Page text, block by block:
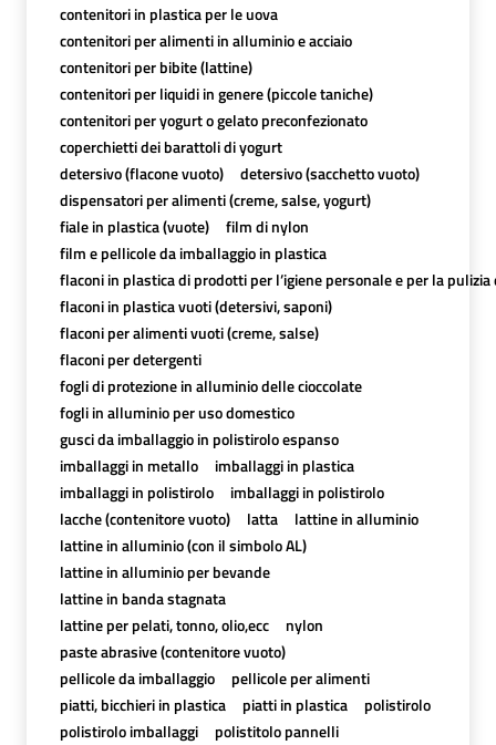
contenitori in plastica per le uova
contenitori per alimenti in alluminio e acciaio
contenitori per bibite (lattine)
contenitori per liquidi in genere (piccole taniche)
contenitori per yogurt o gelato preconfezionato
coperchietti dei barattoli di yogurt
detersivo (flacone vuoto)
detersivo (sacchetto vuoto)
dispensatori per alimenti (creme, salse, yogurt)
fiale in plastica (vuote)
film di nylon
film e pellicole da imballaggio in plastica
flaconi in plastica di prodotti per l’igiene personale e per la pulizia
flaconi in plastica vuoti (detersivi, saponi)
flaconi per alimenti vuoti (creme, salse)
flaconi per detergenti
fogli di protezione in alluminio delle cioccolate
fogli in alluminio per uso domestico
gusci da imballaggio in polistirolo espanso
imballaggi in metallo
imballaggi in plastica
imballaggi in polistirolo
imballaggi in polistirolo
lacche (contenitore vuoto)
latta
lattine in alluminio
lattine in alluminio (con il simbolo AL)
lattine in alluminio per bevande
lattine in banda stagnata
lattine per pelati, tonno, olio,ecc
nylon
paste abrasive (contenitore vuoto)
pellicole da imballaggio
pellicole per alimenti
piatti, bicchieri in plastica
piatti in plastica
polistirolo
polistirolo imballaggi
polistitolo pannelli